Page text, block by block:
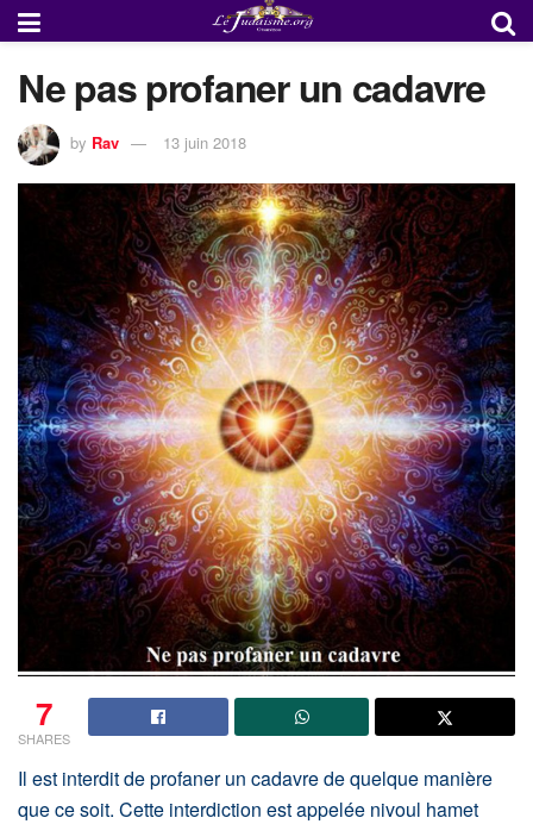
Ne pas profaner un cadavre
by Rav 13 juin 2018
7
SHARES
Il est interdit de profaner un cadavre de quelque manière
que ce soit. Cette interdiction est appelée nivoul hamet